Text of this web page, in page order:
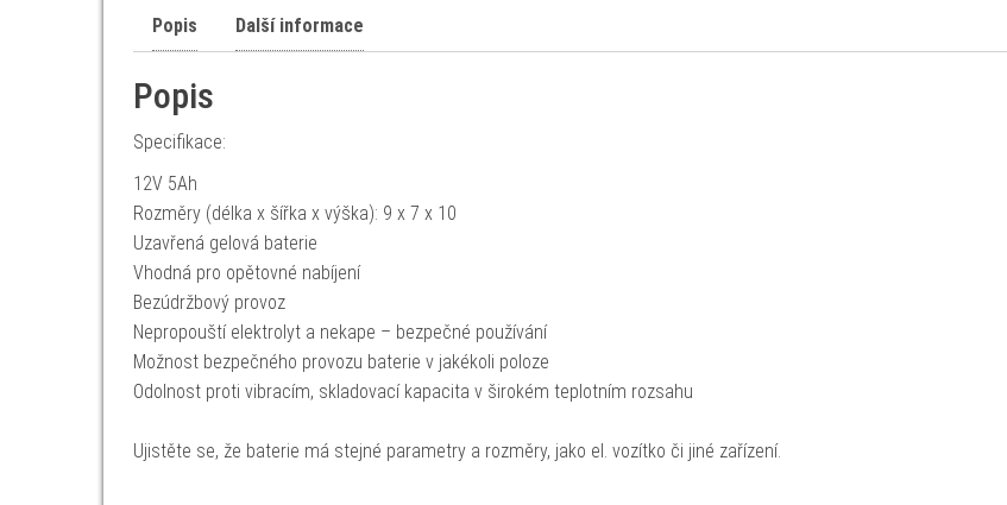
Popis Další informace
Popis
Specifikace:
12V 5Ah
Rozměry (délka x šířka x výška): 9 x 7 x 10
Uzavřená gelová baterie
Vhodná pro opětovné nabíjení
Bezúdržbový provoz
Nepropouští elektrolyt a nekape – bezpečné používání
Možnost bezpečného provozu baterie v jakékoli poloze
Odolnost proti vibracím, skladovací kapacita v širokém teplotním rozsahu
Ujistěte se, že baterie má stejné parametry a rozměry, jako el. vozítko či jiné zařízení.